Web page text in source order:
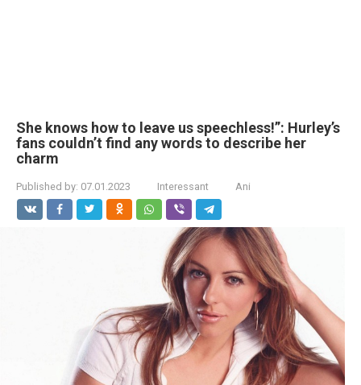
She knows how to leave us speechless!”: Hurley’s
fans couldn’t find any words to describe her
charm
Published by: 07.01.2023 Interessant Ani